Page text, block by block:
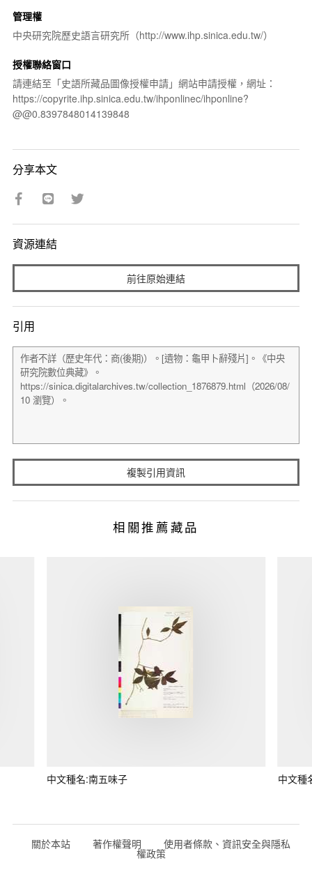
管理權
中央研究院歷史語言研究所（http://www.ihp.sinica.edu.tw/）
授權聯絡窗口
請連結至「史語所藏品圖像授權申請」網站申請授權，網址：
https://copyrite.ihp.sinica.edu.tw/ihponlinec/ihponline?
@@0.8397848014139848
分享本文
資源連結
前往原始連結
引用
複製引用資訊
相關推薦藏品
中文種名:南五味子 中文種
關於本站 著作權聲明 使用者條款、資訊安全與隱私
權政策